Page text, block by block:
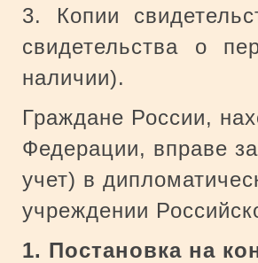
3. Копии
свидетельства о
наличии).
Граждане России,
Федерации, вправе
учет) в
учреждении
1. Постановка на